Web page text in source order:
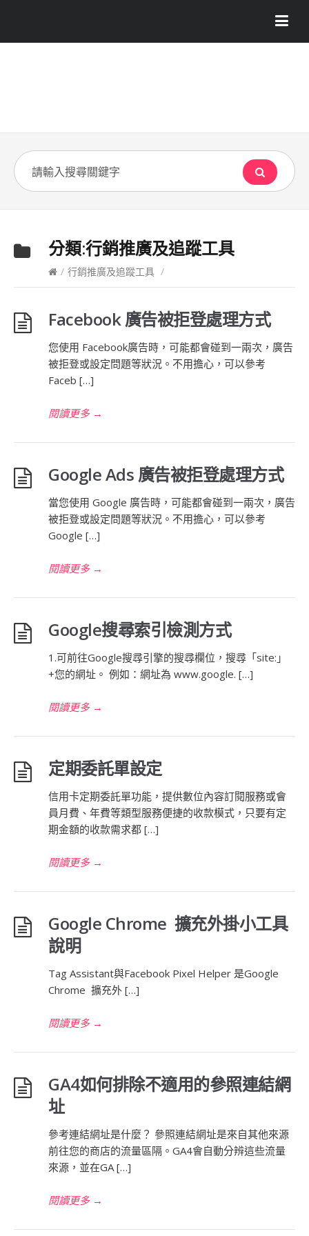
分類:行銷推廣及追蹤工具
/ 行銷推廣及追蹤工具 /
Facebook 廣告被拒登處理方式
您使用 Facebook廣告時，可能都會碰到一兩次，廣告
被拒登或設定問題等狀況。不用擔心，可以參考
Faceb […]
閱讀更多→
Google Ads 廣告被拒登處理方式
當您使用 Google 廣告時，可能都會碰到一兩次，廣告
被拒登或設定問題等狀況。不用擔心，可以參考
Google […]
閱讀更多→
Google搜尋索引檢測方式
1.可前往Google搜尋引擎的搜尋欄位，搜尋「site:」
+您的網址。 例如：網址為 www.google. […]
閱讀更多→
定期委託單設定
信用卡定期委託單功能，提供數位內容訂閱服務或會
員月費、年費等類型服務便捷的收款模式，只要有定
期金額的收款需求都 […]
閱讀更多→
Google Chrome 擴充外掛小工具
說明
Tag Assistant與Facebook Pixel Helper 是Google
Chrome 擴充外 […]
閱讀更多→
GA4如何排除不適用的參照連結網
址
參考連結網址是什麼？ 參照連結網址是來自其他來源
前往您的商店的流量區隔。GA4會自動分辨這些流量
來源，並在GA […]
閱讀更多→